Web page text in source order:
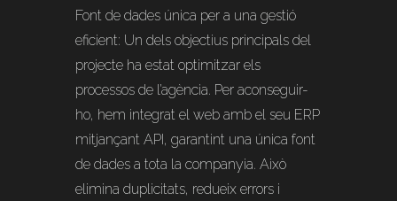
Font de dades única per a una gestió
eficient: Un dels objectius principals del
projecte ha estat optimitzar els
processos de l’agència. Per aconseguir-
ho, hem integrat el web amb el seu ERP
mitjançant API, garantint una única font
de dades a tota la companyia. Això
elimina duplicitats, redueix errors i